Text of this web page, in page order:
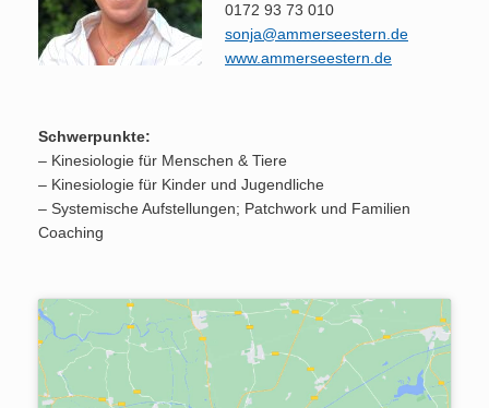
0172 93 73 010
sonja@ammerseestern.de
www.ammerseestern.de
Schwerpunkte:
– Kinesiologie für Menschen & Tiere
– Kinesiologie für Kinder und Jugendliche
– Systemische Aufstellungen; Patchwork und Familien
Coaching